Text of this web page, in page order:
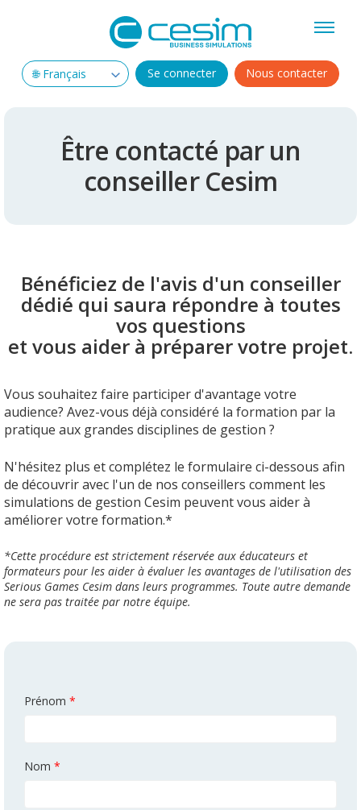
Se connecter Nous contacter
Être contacté par un
conseiller Cesim
Bénéficiez de l'avis d'un conseiller
dédié qui saura répondre à toutes
vos questions
et vous aider à préparer votre projet.
Vous souhaitez faire participer d'avantage votre
audience? Avez-vous déjà considéré la formation par la
pratique aux grandes disciplines de gestion ?
N'hésitez plus et complétez le formulaire ci-dessous afin
de découvrir avec l'un de nos conseillers comment les
simulations de gestion Cesim peuvent vous aider à
améliorer votre formation.*
*Cette procédure est strictement réservée aux éducateurs et
formateurs pour les aider à évaluer les avantages de l'utilisation des
Serious Games Cesim dans leurs programmes. Toute autre demande
ne sera pas traitée par notre équipe.
Prénom *
Nom *